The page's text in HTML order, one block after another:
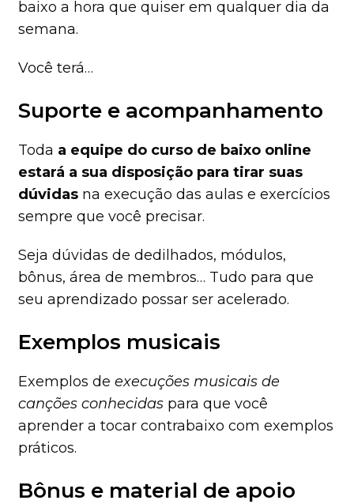
baixo a hora que quiser em qualquer dia da
semana.
Você terá…
Suporte e acompanhamento
Toda a equipe do curso de baixo online
estará a sua disposição para tirar suas
dúvidas na execução das aulas e exercícios
sempre que você precisar.
Seja dúvidas de dedilhados, módulos,
bônus, área de membros… Tudo para que
seu aprendizado possar ser acelerado.
Exemplos musicais
Exemplos deexecuções musicais de
canções conhecidas para que você
aprender a tocar contrabaixo com exemplos
práticos.
Bônus e material de apoio